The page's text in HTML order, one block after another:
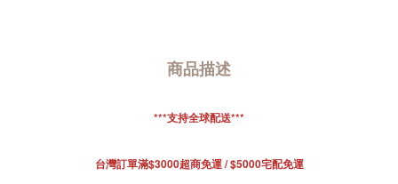
商品描述
***支持全球配送***
台灣訂單滿$3000超商免運 / $5000宅配免運